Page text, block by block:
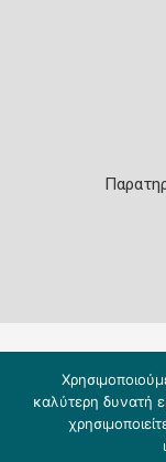
καλύτερη δυνατή